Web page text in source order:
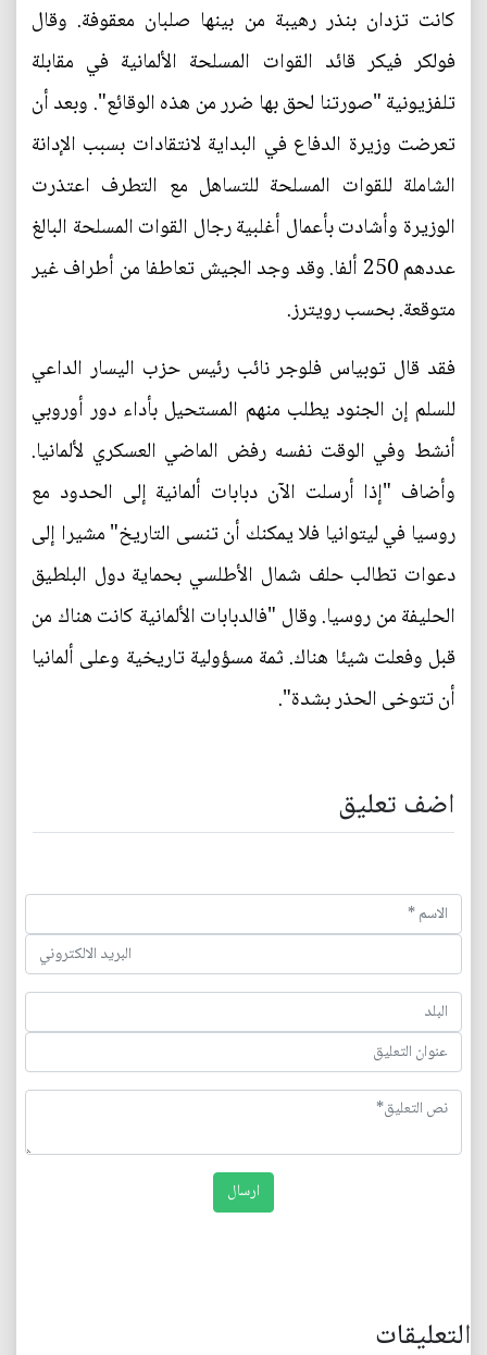
كانت تزدان بنذر رهيبة من بينها صلبان معقوفة. وقال
فولكر فيكر قائد القوات المسلحة الألمانية في مقابلة
تلفزيونية "صورتنا لحق بها ضرر من هذه الوقائع". وبعد أن
تعرضت وزيرة الدفاع في البداية لانتقادات بسبب الإدانة
الشاملة للقوات المسلحة للتساهل مع التطرف اعتذرت
الوزيرة وأشادت بأعمال أغلبية رجال القوات المسلحة البالغ
عددهم 250 ألفا. وقد وجد الجيش تعاطفا من أطراف غير
متوقعة. بحسب رويترز.
فقد قال توبياس فلوجر نائب رئيس حزب اليسار الداعي
للسلم إن الجنود يطلب منهم المستحيل بأداء دور أوروبي
أنشط وفي الوقت نفسه رفض الماضي العسكري لألمانيا.
وأضاف "إذا أرسلت الآن دبابات ألمانية إلى الحدود مع
روسيا في ليتوانيا فلا يمكنك أن تنسى التاريخ" مشيرا إلى
دعوات تطالب حلف شمال الأطلسي بحماية دول البلطيق
الحليفة من روسيا. وقال "فالدبابات الألمانية كانت هناك من
قبل وفعلت شيئا هناك. ثمة مسؤولية تاريخية وعلى ألمانيا
أن تتوخى الحذر بشدة".
اضف تعليق
التعليقات